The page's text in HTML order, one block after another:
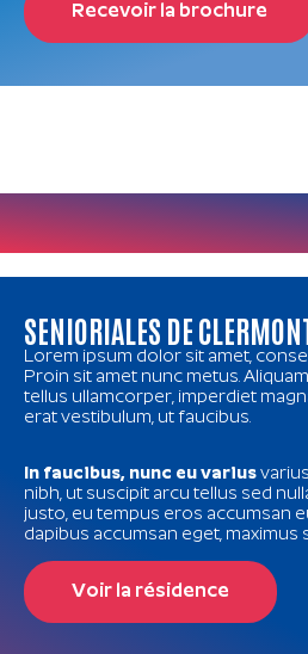
Recevoir la brochure
SENIORIALES DE
Lorem ipsum dolor sit amet,
Proin sit amet nunc metus.
tellus ullamcorper, imperdiet
erat vestibulum, ut faucibus.
In faucibus, nunc eu varius
nibh, ut suscipit arcu tellus sed
justo, eu tempus eros accumsan
dapibus accumsan eget, maximus
Voir la résidence